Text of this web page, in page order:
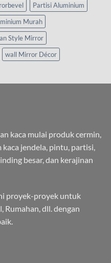
Partisi Aluminium
Murah
Style Mirror
wall Mirror Décor
kaca mulai produk cermin,
jendela, pintu, partisi,
besar, dan kerajinan
proyek-proyek untuk
Rumahan, dll. dengan